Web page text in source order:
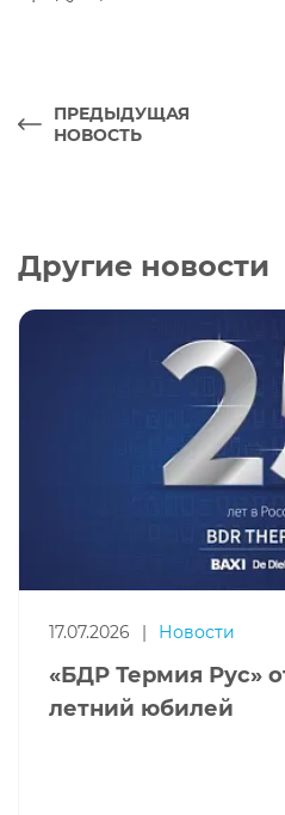
ПРЕДЫДУЩАЯ
НОВОСТЬ
Другие новости
17.07.2026 | Новости
«БДР Термия Рус»
летний юбилей